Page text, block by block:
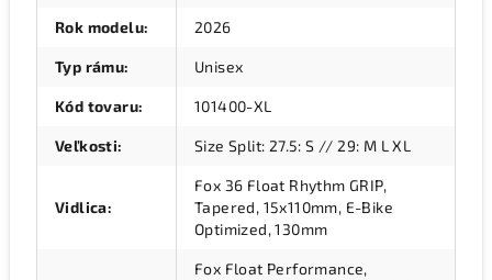
Rok modelu: 2026
Typ rámu: Unisex
Kód tovaru: 101400-XL
Veľkosti: Size Split: 27.5: S // 29: M L XL
Vidlica:
Fox 36 Float Rhythm GRIP,
Tapered, 15x110mm, E-Bike
Optimized, 130mm
Fox Float Performance,